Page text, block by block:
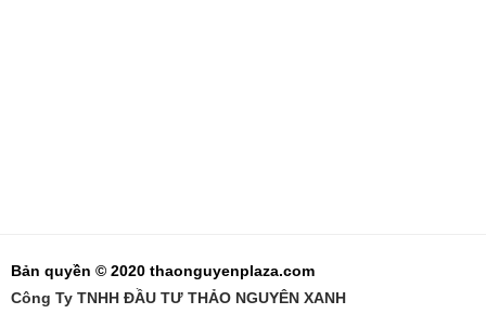
Bản quyền © 2020 thaonguyenplaza.com
Công Ty TNHH ĐẦU TƯ THẢO NGUYÊN XANH